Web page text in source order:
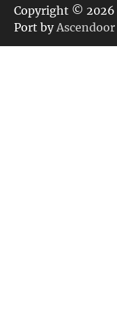
リ
ー
Copyright © 2026
Port by Ascendoor